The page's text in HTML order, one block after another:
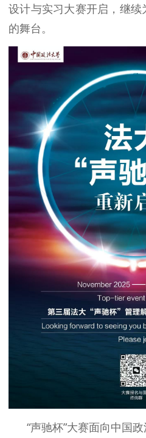
设计与实习大赛开启，继
的舞台。
“声驰杯”大赛面向中国政